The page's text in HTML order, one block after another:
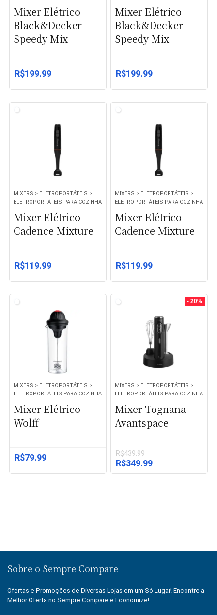
Mixer Elétrico
Black&Decker
Speedy Mix
R$199.99
Mixer Elétrico
Black&Decker
Speedy Mix
R$199.99
MIXERS > ELETROPORTÁTEIS >
ELETROPORTÁTEIS PARA COZINHA
Mixer Elétrico
Cadence Mixture
R$119.99
MIXERS > ELETROPORTÁTEIS >
ELETROPORTÁTEIS PARA COZINHA
Mixer Elétrico
Cadence Mixture
R$119.99
MIXERS > ELETROPORTÁTEIS >
ELETROPORTÁTEIS PARA COZINHA
Mixer Elétrico
Wolff
R$79.99
- 20%
MIXERS > ELETROPORTÁTEIS >
ELETROPORTÁTEIS PARA COZINHA
Mixer Tognana
Avantspace
R$439.99
O
preço
R$349.99O
preço
Sobre o Sempre Compare
Ofertas e Promoções de Diversas Lojas em um Só Lugar! Encontre a
Melhor Oferta no Sempre Compare e Economize!